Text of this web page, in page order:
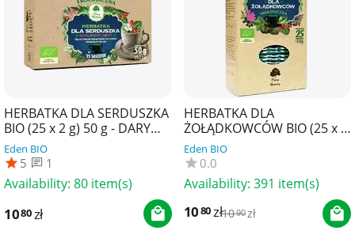
HERBATKA DLA SERDUSZKA
BIO (25 x 2 g) 50 g - DARY
NATURY
Eden BIO
5 1
Availability: 80 item(s)
1080 zł
HERBATKA DLA
ŻOŁĄDKOWCÓW BIO (25 x 2
g) 50 g - DARY NATURY
Eden BIO
0.0
Availability: 391 item(s)
1080zł1090zł